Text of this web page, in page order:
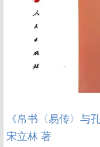
《帛书〈易传〉与
宋立林 著